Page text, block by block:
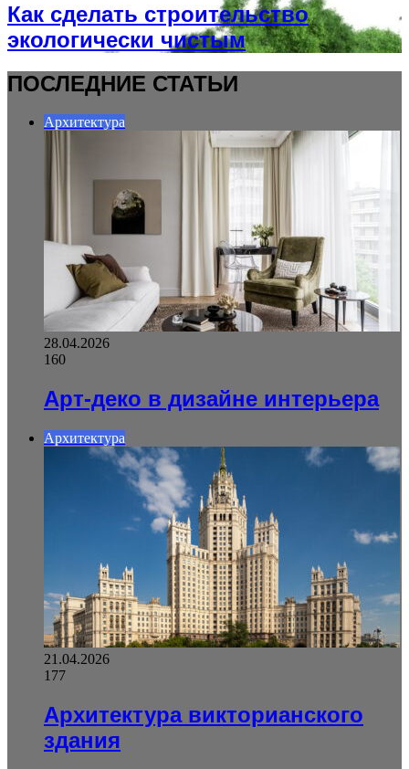
Как сделать строительство
экологически чистым
ПОСЛЕДНИЕ СТАТЬИ
Архитектура
28.04.2026
160
Арт-деко в дизайне интерьера
Архитектура
21.04.2026
177
Архитектура викторианского
здания